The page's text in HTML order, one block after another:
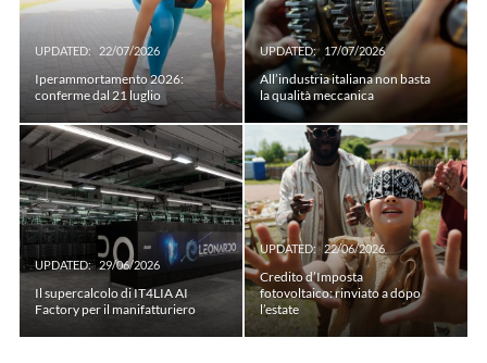
UPDATED: 22/07/2026
Iperammortamento 2026:
conferme dal 21 luglio
UPDATED: 17/07/2026
All’industria italiana non basta
la qualità meccanica
UPDATED: 29/06/2026
Il supercalcolo di IT4LIA AI
Factory per il manifatturiero
UPDATED: 22/06/2026
Credito d’Imposta
fotovoltaico: rinviato a dopo
l’estate